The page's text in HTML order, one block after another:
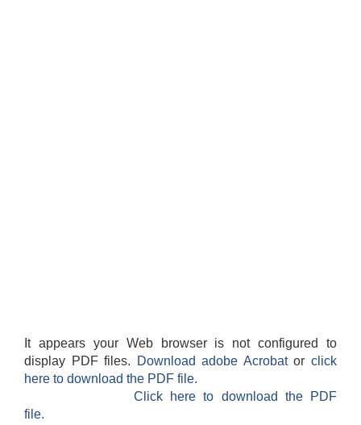
It appears your Web browser is not configured to
display PDF files.
Download adobe Acrobatorclick
here to download the PDF file.
Click here to download the PDF
file.